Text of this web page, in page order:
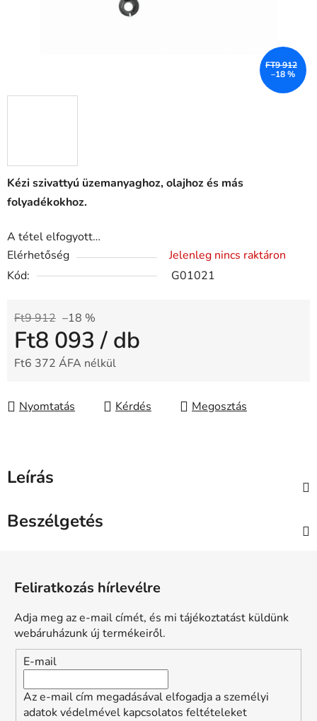
Kézi szivattyú üzemanyaghoz, olajhoz és más
folyadékokhoz.
A tétel elfogyott…
Elérhetőség
Jelenleg nincs raktáron
Kód:
G01021
Ft9 912 –18 %
Ft8 093/ db
Ft6 372 ÁFA nélkül
Nyomtatás
Kérdés Megosztás
FT9 912
–18 %
Leírás
Beszélgetés
Feliratkozás hírlevélre
Adja meg az e-mail címét, és mi tájékoztatást küldünk
webáruházunk új termékeiről.
E-mail
Az e-mail cím megadásával elfogadja a személyi
adatok védelmével kapcsolatos feltételeket